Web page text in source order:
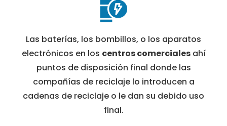
Las baterías, los bombillos, o los aparatos
electrónicos en los centros comercialesahí
puntos de disposición final donde las
compañías de reciclaje lo introducen a
cadenas de reciclaje o le dan su debido uso
final.